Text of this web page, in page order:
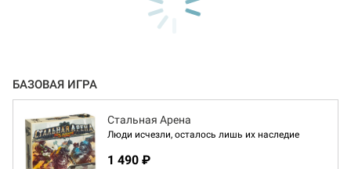
БАЗОВАЯ ИГРА
Стальная Арена
Люди исчезли, осталось лишь их наследие
1 490 ₽